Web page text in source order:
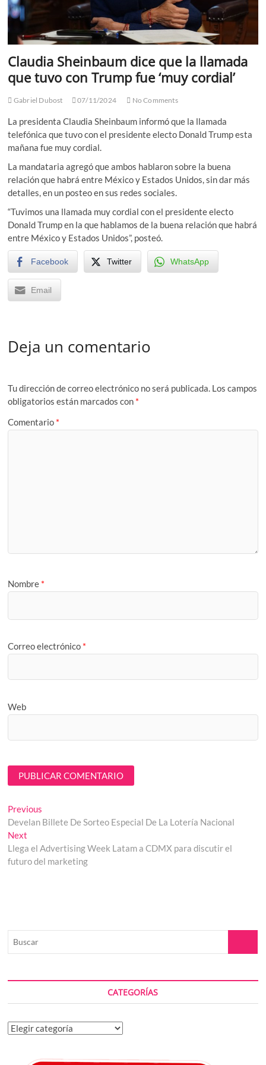
Claudia Sheinbaum dice que la llamada
que tuvo con Trump fue ‘muy cordial’
Gabriel Dubost 07/11/2024 No Comments
La presidenta Claudia Sheinbaum informó que la llamada
telefónica que tuvo con el presidente electo Donald Trump esta
mañana fue muy cordial.
La mandataria agregó que ambos hablaron sobre la buena
relación que habrá entre México y Estados Unidos, sin dar más
detalles, en un posteo en sus redes sociales.
“Tuvimos una llamada muy cordial con el presidente electo
Donald Trump en la que hablamos de la buena relación que habrá
entre México y Estados Unidos”, posteó.
Facebook Twitter WhatsApp
Email
Deja un comentario
Tu dirección de correo electrónico no será publicada. Los campos
obligatorios están marcados con *
Comentario *
Nombre *
Correo electrónico *
Web
Navegación
de
entradas
Previous
post:
Develan Billete De Sorteo Especial De La Lotería Nacional
Next
post:
Llega el Advertising Week Latam a CDMX para discutir el
futuro del marketing
CATEGORÍAS
Categorías